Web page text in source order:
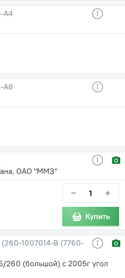
А4
А6
ОАО "ММЗ"
− +
Купить
1007014-В (7760-
260 (большой) с 2005г угол